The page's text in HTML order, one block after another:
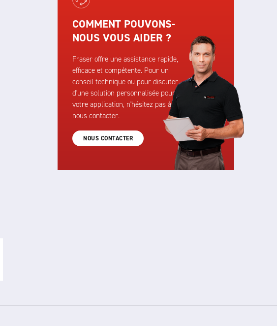
COMMENT POUVONS-
NOUS VOUS AIDER ?
Fraser offre une assistance rapide,
efficace et compétente. Pour un
conseil technique ou pour discuter
d'une solution personnalisée pour
votre application, n'hésitez pas à
nous contacter.
NOUS CONTACTER